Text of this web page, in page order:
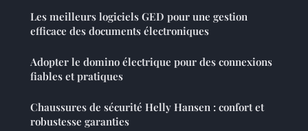
Les meilleurs logiciels GED pour une gestion
efficace des documents électroniques
Adopter le domino électrique pour des connexions
fiables et pratiques
Chaussures de sécurité Helly Hansen : confort et
robustesse garanties